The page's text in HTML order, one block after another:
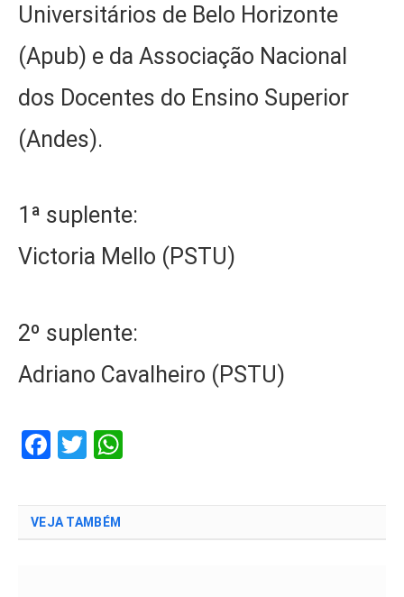
Universitários de Belo Horizonte
(Apub) e da Associação Nacional
dos Docentes do Ensino Superior
(Andes).
1ª suplente:
Victoria Mello (PSTU)
2º suplente:
Adriano Cavalheiro (PSTU)
Facebook
Twitter
VEJA TAMBÉM